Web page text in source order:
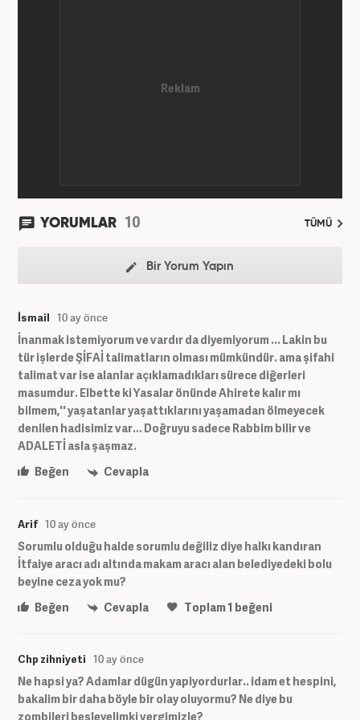
YORUMLAR 10 TÜMÜ
Bir Yorum Yapın
İsmail 10 ay önce
İnanmak istemiyorum ve vardır da diyemiyorum ... Lakin bu
tür işlerde ŞİFAİ talimatların olması mümkündür. ama şifahi
talimat var ise alanlar açıklamadıkları sürece diğerleri
masumdur. Elbette ki Yasalar önünde Ahirete kalır mı
bilmem,'' yaşatanlar yaşattıklarını yaşamadan ölmeyecek
denilen hadisimiz var... Doğruyu sadece Rabbim bilir ve
ADALETİ asla şaşmaz.
Beğen
Cevapla
Arif 10 ay önce
Sorumlu olduğu halde sorumlu değiliz diye halkı kandıran
İtfaiye aracı adı altında makam aracı alan belediyedeki bolu
beyine ceza yok mu?
Beğen
Cevapla Toplam1 beğeni
Chp zihniyeti 10 ay önce
Ne hapsi ya? Adamlar dügün yapiyordurlar.. idam et hespini,
bakalim bir daha böyle bir olay oluyormu? Ne diye bu
zombileri besleyelimki vergimizle?